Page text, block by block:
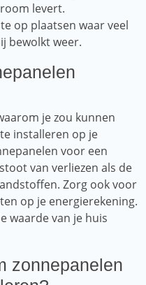
levert.
op plaatsen waar veel
bewolkt weer.
je zou kunnen
installeren op je
voor een
van verliezen als de
Zorg ook voor
op je energierekening.
waarde van je huis
zonnepanelen